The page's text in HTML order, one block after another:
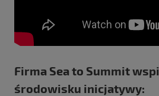
Firma Sea to Summit
środowisku inicjatywy: